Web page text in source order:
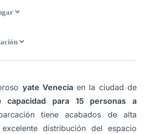
yate Venecia en la ciudad de
capacidad para 15 personas a
tiene acabados de alta
distribución del espacio